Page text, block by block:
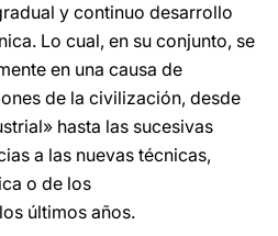
y continuo desarrollo
Lo cual, en su conjunto, se
en una causa de
de la civilización, desde
hasta las sucesivas
a las nuevas técnicas,
o de los
últimos años.